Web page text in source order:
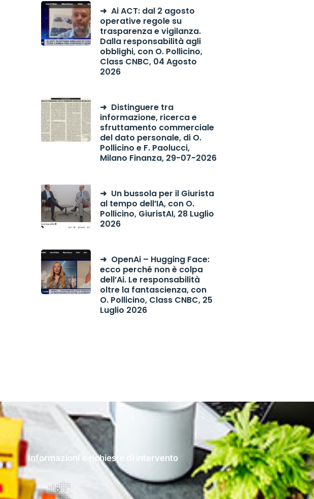
Ai ACT: dal 2 agosto
operative regole su
trasparenza e vigilanza.
Dalla responsabilità agli
obblighi, con O. Pollicino,
Class CNBC, 04 Agosto
2026
Distinguere tra
informazione, ricerca e
sfruttamento commerciale
del dato personale, di O.
Pollicino e F. Paolucci,
Milano Finanza, 29-07-2026
Un bussola per il Giurista
al tempo dell’IA, con O.
Pollicino, GiuristAI, 28 Luglio
2026
OpenAi – Hugging Face:
ecco perché non è colpa
dell’Ai. Le responsabilità
oltre la fantascienza, con
O. Pollicino, Class CNBC, 25
Luglio 2026
Informazioni e richieste di intervento